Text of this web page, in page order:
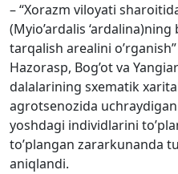
– “Xorazm viloyati
(Myio’ardalis
tarqalish arealini
Hazorasp, Bog’ot va
dalalarining sxematik
agrotsenozida
yoshdagi individlarini
to’plangan zararkunanda
aniqlandi.